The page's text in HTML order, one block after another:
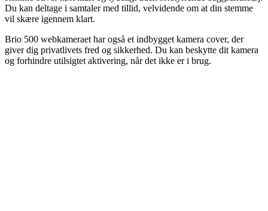
Du kan deltage i samtaler med tillid, velvidende om at din stemme
vil skære igennem klart.
Brio 500 webkameraet har også et indbygget kamera cover, der
giver dig privatlivets fred og sikkerhed. Du kan beskytte dit kamera
og forhindre utilsigtet aktivering, når det ikke er i brug.